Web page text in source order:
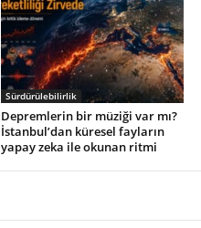
Sürdürülebilirlik
Depremlerin bir müziği var mı?
İstanbul’dan küresel fayların
yapay zeka ile okunan ritmi